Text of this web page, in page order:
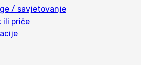
/ savjetovanje
ili priče